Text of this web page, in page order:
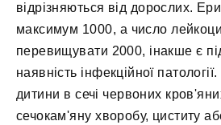
відрізняються від дорослих.
максимум 1000, а число
перевищувати 2000, інакше є
наявність інфекційної
дитини в сечі червоних
сечокам'яну хворобу, циститу